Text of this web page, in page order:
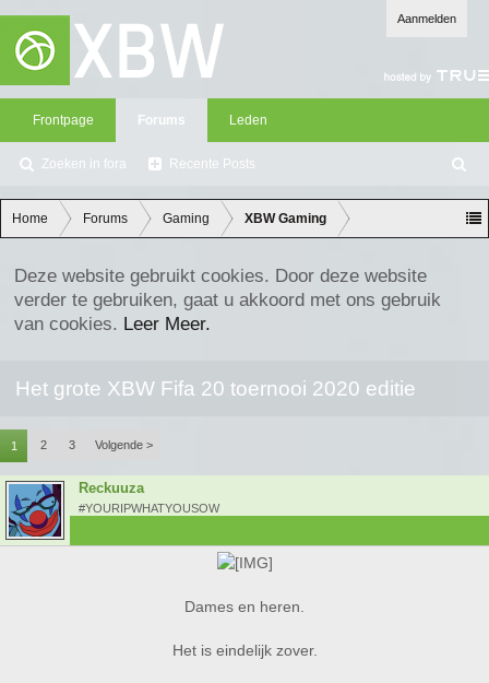
Aanmelden
Frontpage Forums
Zoeken in fora Recente Posts
Leden
oe
ke
n
Home Forums Gaming XBW Gaming
Deze website gebruikt cookies. Door deze website
verder te gebruiken, gaat u akkoord met ons gebruik
van cookies. Leer Meer.
Het grote XBW Fifa 20 toernooi 2020 editie
1 2 3 Volgende >
Reckuuza
#YOURIPWHATYOUSOW
Dames en heren.
Het is eindelijk zover.